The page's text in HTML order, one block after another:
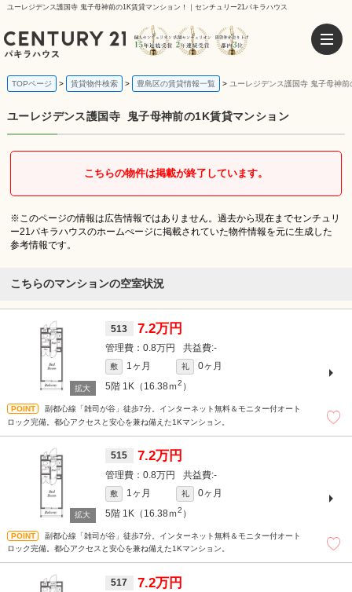
ユーレジデンス護国寺 鬼子母神前の1K賃貸マンション！｜センチュリー21パキラハウス
TOPページ 賃貸物件検索 豊島区の賃貸情報一覧 ユーレジデンス護国寺 鬼子母神
ユーレジデンス護国寺 鬼子母神前の1K賃貸マンション
こちらの物件は掲載が終了しています。
※このページの情報は広告情報ではありません。過去から現在までセンチュリ
ー21パキラハウスのホームぺージに掲載されていた物件情報を元に生成した
参考情報です。
こちらのマンションの空室状況
513 7.2万円
0.8万円 -
敷 1ヶ月 礼
0ヶ月
5階 1K（16.38ｍ2 ）
副都心線「雑司が谷」徒歩7分。インターネット無料＆モニター付オート
ロック完備。都心アクセスと安心を兼ね備えた1Kマンション。
515 7.2万円
0.8万円 -
敷 1ヶ月 礼
0ヶ月
5階 1K（16.38ｍ2 ）
副都心線「雑司が谷」徒歩7分。インターネット無料＆モニター付オート
ロック完備。都心アクセスと安心を兼ね備えた1Kマンション。
517 7.2万円